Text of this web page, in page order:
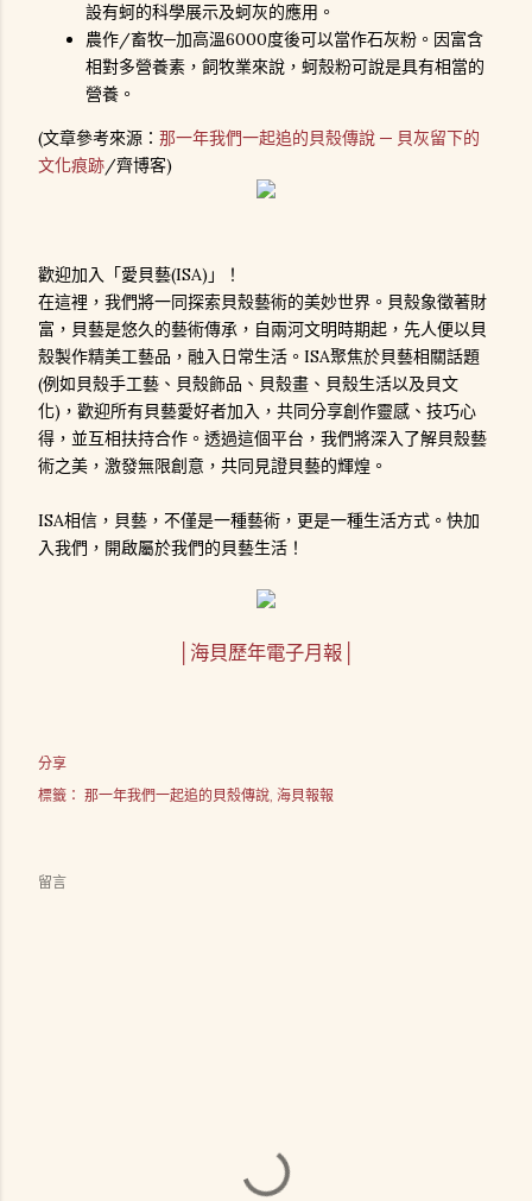
設有蚵的科學展示及蚵灰的應用。
農作/畜牧─加高溫6000度後可以當作石灰粉。因富含
相對多營養素，飼牧業來說，蚵殼粉可說是具有相當的
營養。
(文章參考來源： 那一年我們一起追的貝殼傳說 ─ 貝灰留下的
文化痕跡/齊博客)
歡迎加入「愛貝藝(ISA)」！
在這裡，我們將一同探索貝殼藝術的美妙世界。貝殼象徵著財
富，貝藝是悠久的藝術傳承，自兩河文明時期起，先人便以貝
殼製作精美工藝品，融入日常生活。ISA聚焦於貝藝相關話題
(例如貝殼手工藝、貝殼飾品、貝殼畫、貝殼生活以及貝文
化)，歡迎所有貝藝愛好者加入，共同分享創作靈感、技巧心
得，並互相扶持合作。透過這個平台，我們將深入了解貝殼藝
術之美，激發無限創意，共同見證貝藝的輝煌。
ISA相信，貝藝，不僅是一種藝術，更是一種生活方式。快加
入我們，開啟屬於我們的貝藝生活！
│海貝歷年電子月報│
分享
標籤： 那一年我們一起追的貝殼傳說 海貝報報
留言